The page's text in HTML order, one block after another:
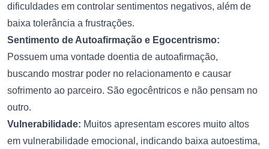
dificuldades em controlar sentimentos negativos, além de
baixa tolerância a frustrações.
Sentimento de Autoafirmação e Egocentrismo:
Possuem uma vontade doentia de autoafirmação,
buscando mostrar poder no relacionamento e causar
sofrimento ao parceiro. São egocêntricos e não pensam no
outro.
Vulnerabilidade: Muitos apresentam escores muito altos
em vulnerabilidade emocional, indicando baixa autoestima,